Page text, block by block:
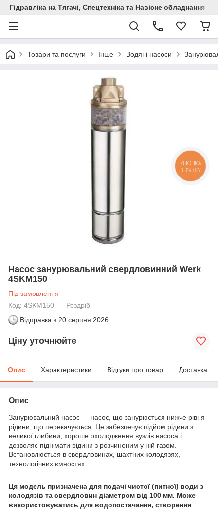
Гідравліка на Тягачі, Спецтехніка та Навісне обладнання
Товари та послуги Інше Водяні насоси
Насос занурювальний свердловинний Werk
4SKM150
Під замовлення
Код: 4SKM150
Роздріб
Відправка з 20 серпня 2026
Ціну уточнюйте
Опис Характеристики Відгуки про товар Доставка
Опис
Занурювальний насос — насос, що занурюється нижче рівня
рідини, що перекачується. Це забезпечує підйом рідини з
великої глибини, хороше охолодження вузлів насоса і
дозволяє піднімати рідини з розчиненим у ній газом.
Встановлюється в свердловинах, шахтних колодязях,
технологічних ємностях.
Ця модель призначена для подачі чистої (питної) води з
колодязів та свердловин діаметром від 100 мм. Може
використовуватись для водопостачання, створення
КНОПКА
ЗВ'ЯЗКУ